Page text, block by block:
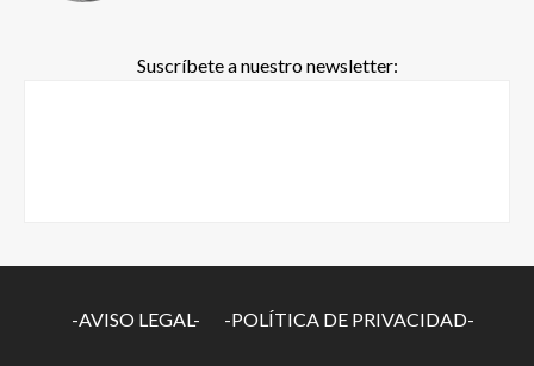
Suscríbete a nuestro newsletter:
-AVISO LEGAL- -POLÍTICA DE PRIVACIDAD-